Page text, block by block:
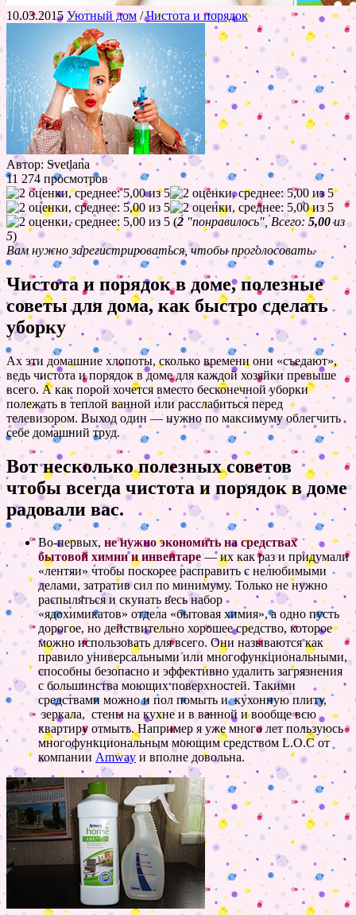
10.03.2015 Уютный дом /Чистота и порядок
Автор: Svetlana
11 274 просмотров
(2 "понравилось", Всего:5,00из
5)
Вам нужно зарегистрироваться, чтобы проголосовать.
Чистота и порядок в доме, полезные
советы для дома, как быстро сделать
уборку
Ах эти домашние хлопоты, сколько времени они «съедают»,
ведь чистота и порядок в доме для каждой хозяйки превыше
всего. А как порой хочется вместо бесконечной уборки
полежать в теплой ванной или расслабиться перед
телевизором. Выход один — нужно по максимуму облегчить
себе домашний труд.
Вот несколько полезных советов
чтобы всегда чистота и порядок в доме
радовали вас.
Во-первых, не нужно экономить на средствах
бытовой химии и инвентаре — их как раз и придумали
«лентяи» чтобы поскорее расправить с нелюбимыми
делами, затратив сил по минимуму. Только не нужно
распыляться и скупать весь набор
«ядохимикатов» отдела «бытовая химия», а одно пусть
дорогое, но действительно хорошее средство, которое
можно использовать для всего. Они называются как
правило универсальными или многофункциональными,
способны безопасно и эффективно удалить загрязнения
с большинства моющих поверхностей. Такими
средствами можно и пол помыть и кухонную плиту,
зеркала, стены на кухне и в ванной и вообще всю
квартиру отмыть. Например я уже много лет пользуюсь
многофункциональным моющим средством L.O.C от
компании Amway и вполне довольна.